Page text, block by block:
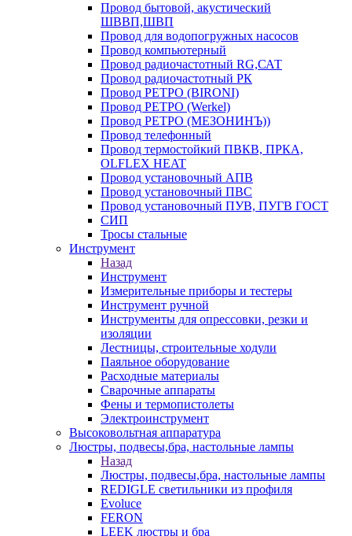
Провод бытовой, акустический
ШВВП,ШВП
Провод для водопогружных насосов
Провод компьютерный
Провод радиочастотный RG,САТ
Провод радиочастотный РК
Провод РЕТРО (BIRONI)
Провод РЕТРО (Werkel)
Провод РЕТРО (МЕЗОНИНЪ))
Провод телефонный
Провод термостойкий ПВКВ, ПРКА,
OLFLEX HEAT
Провод установочный АПВ
Провод установочный ПВС
Провод установочный ПУВ, ПУГВ ГОСТ
СИП
Тросы стальные
Инструмент
Назад
Инструмент
Измерительные приборы и тестеры
Инструмент ручной
Инструменты для опрессовки, резки и
изоляции
Лестницы, строительные ходули
Паяльное оборудование
Расходные материалы
Сварочные аппараты
Фены и термопистолеты
Электроинструмент
Высоковольтная аппаратура
Люстры, подвесы,бра, настольные лампы
Назад
Люстры, подвесы,бра, настольные лампы
REDIGLE светильники из профиля
Evoluce
FERON
LEEK люстры и бра